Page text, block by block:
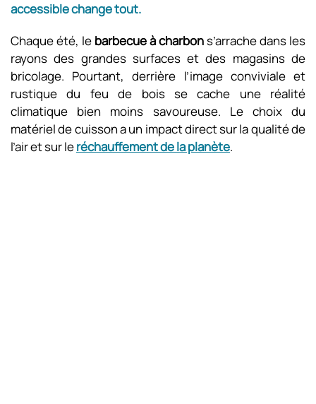
accessible change tout.
Chaque été, le barbecue à charbons’arrache dans les
rayons des grandes surfaces et des magasins de
bricolage. Pourtant, derrière l’image conviviale et
rustique du feu de bois se cache une réalité
climatique bien moins savoureuse. Le choix du
matériel de cuisson a un impact direct sur la qualité de
l’air et sur leréchauffement de la planète.